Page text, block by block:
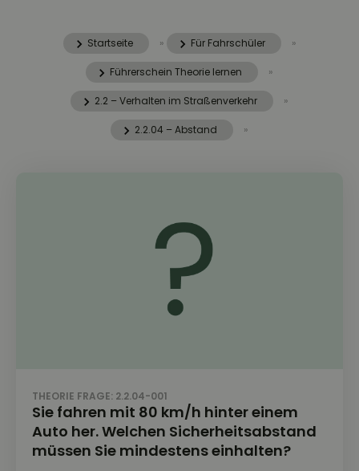
Startseite » Für Fahrschüler »
Führerschein Theorie lernen »
2.2 – Verhalten im Straßenverkehr »
2.2.04 – Abstand »
THEORIE FRAGE: 2.2.04-001
Sie fahren mit 80 km/h hinter einem
Auto her. Welchen Sicherheitsabstand
müssen Sie mindestens einhalten?